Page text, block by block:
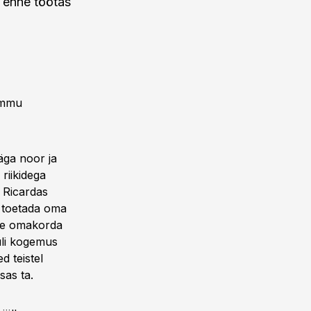
noor ja
oma
omakorda
kogemus
teistel
ta.